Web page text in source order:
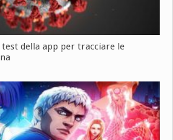
della app per tracciare le